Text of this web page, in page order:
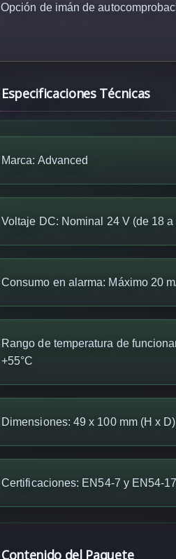
Opción de imán de
Especificaciones Técnicas
Marca: Advanced
Voltaje DC: Nominal 24 V (de 18 a
Consumo en alarma: Máximo 20
Rango de temperatura de
+55°C
Dimensiones: 49 x 100 mm (H x
Certificaciones: EN54-7 y EN54-17
Contenido del Paquete